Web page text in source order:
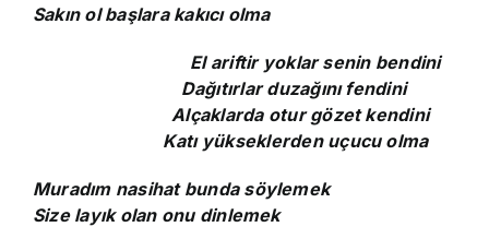
Sakın ol başlara kakıcı olma
El ariftir yoklar senin bendini
Dağıtırlar duzağını fendini
Alçaklarda otur gözet kendini
Katı yükseklerden uçucu olma
Muradım nasihat bunda söylemek
Size layık olan onu dinlemek